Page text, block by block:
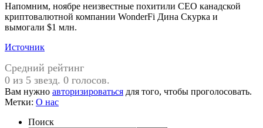
Напомним, ноябре неизвестные похитили CEO канадской
криптовалютной компании WonderFi Дина Скурка и
вымогали $1 млн.
Источник
Средний рейтинг
0 из 5 звезд. 0 голосов.
Вам нужно авторизироваться для того, чтобы проголосовать.
Метки: О нас
Поиск